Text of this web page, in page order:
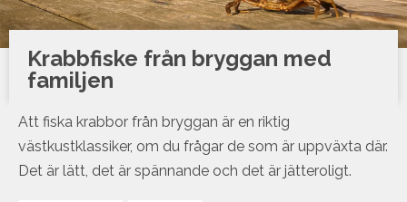
Krabbfiske från bryggan med
familjen
Att fiska krabbor från bryggan är en riktig
västkustklassiker, om du frågar de som är uppväxta där.
Det är lätt, det är spännande och det är jätteroligt.